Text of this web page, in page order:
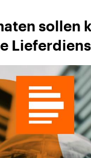
sollen